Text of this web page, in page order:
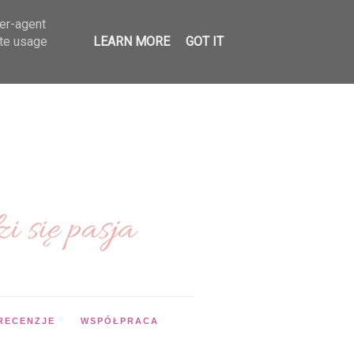
WSPÓŁPRACA
agent
usage
LEARN MORE GOT IT